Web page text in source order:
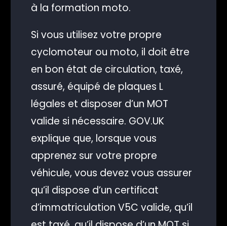
à la formation moto.
Si vous utilisez votre propre
cyclomoteur ou moto, il doit être
en bon état de circulation, taxé,
assuré, équipé de plaques L
légales et disposer d’un MOT
valide si nécessaire. GOV.UK
explique que, lorsque vous
apprenez sur votre propre
véhicule, vous devez vous assurer
qu’il dispose d’un certificat
d’immatriculation V5C valide, qu’il